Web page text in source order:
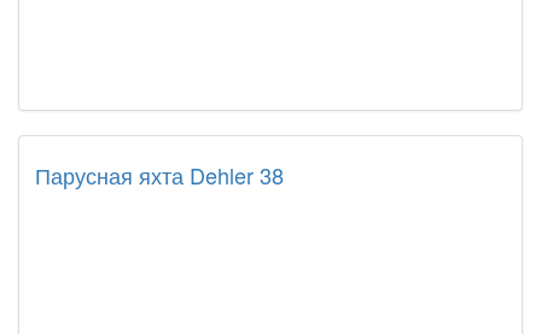
Парусная яхта Dehler 38